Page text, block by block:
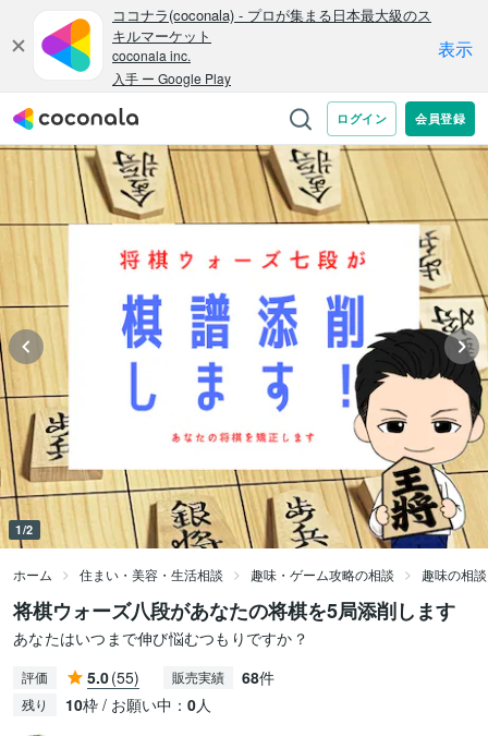
1/2
ホーム 住まい・美容・生活相談 趣味・ゲーム攻略の相談 趣味の相談
将棋ウォーズ八段があなたの将棋を5局添削します
あなたはいつまで伸び悩むつもりですか？
評価 5.0(55) 販売実績 68件
残り 10枠 / お願い中： 0人